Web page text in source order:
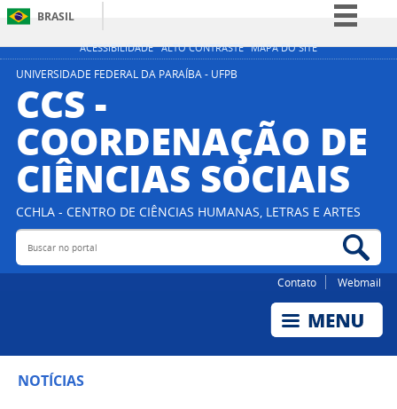
ACESSIBILIDADE ALTO CONTRASTE MAPA DO SITE
BRASIL
Simplifique!
Acesso à informação
Legislação
Canais
UNIVERSIDADE FEDERAL DA PARAÍBA - UFPB
CCS -
COORDENAÇÃO DE
CIÊNCIAS SOCIAIS
CCHLA - CENTRO DE CIÊNCIAS HUMANAS, LETRAS E ARTES
Buscar no portal
Contato Webmail
NOTÍCIAS